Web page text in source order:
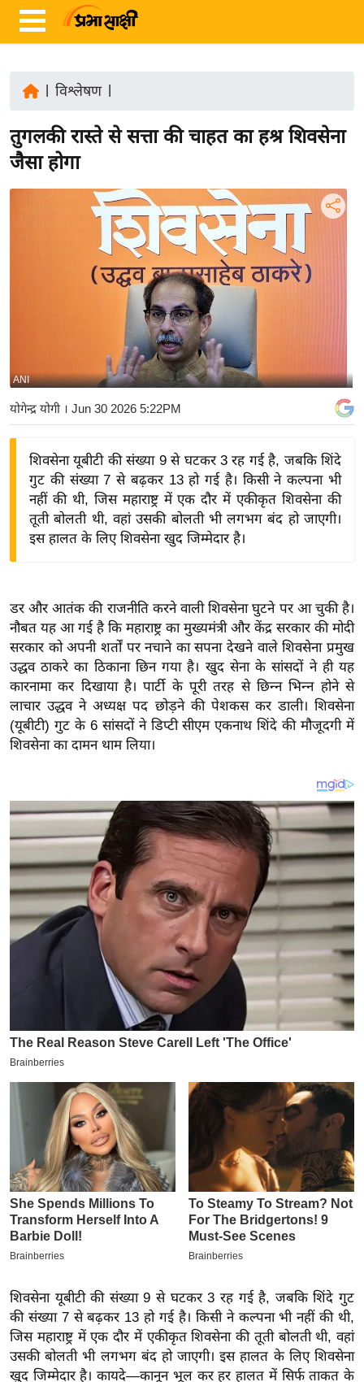
ज़ा
ख
य
बि
ज़
द्यो
त
वि
शे
ष
ज्ञ
रा
य
ट
खे
ल
क्रि
के
ट
I
2
6
-
पे
प
र
सा
ल
बे
मि
विश्लेषण|
तुगलकी रास्ते से सत्ता की चाहत का हश्र शिवसेना
जैसा होगा
ANI
योगेन्द्र योगी । Jun 30 2026 5:22PM
शिवसेना यूबीटी की संख्या 9 से घटकर 3 रह गई है, जबकि शिंदे
गुट की संख्या 7 से बढ़कर 13 हो गई है। किसी ने कल्पना भी
नहीं की थी, जिस महाराष्ट्र में एक दौर में एकीकृत शिवसेना की
तूती बोलती थी, वहां उसकी बोलती भी लगभग बंद हो जाएगी।
इस हालत के लिए शिवसेना खुद जिम्मेदार है।
डर और आतंक की राजनीति करने वाली शिवसेना घुटने पर आ चुकी है।
नौबत यह आ गई है कि महाराष्ट्र का मुख्यमंत्री और केंद्र सरकार की मोदी
सरकार को अपनी शर्तों पर नचाने का सपना देखने वाले शिवसेना प्रमुख
उद्धव ठाकरे का ठिकाना छिन गया है। खुद सेना के सांसदों ने ही यह
कारनामा कर दिखाया है। पार्टी के पूरी तरह से छिन्न भिन्न होने से
लाचार उद्धव ने अध्यक्ष पद छोड़ने की पेशकस कर डाली। शिवसेना
(यूबीटी) गुट के 6 सांसदों ने डिप्टी सीएम एकनाथ शिंदे की मौजूदगी में
शिवसेना का दामन थाम लिया।
शिवसेना यूबीटी की संख्या 9 से घटकर 3 रह गई है, जबकि शिंदे गुट
की संख्या 7 से बढ़कर 13 हो गई है। किसी ने कल्पना भी नहीं की थी,
जिस महाराष्ट्र में एक दौर में एकीकृत शिवसेना की तूती बोलती थी, वहां
उसकी बोलती भी लगभग बंद हो जाएगी। इस हालत के लिए शिवसेना
खुद जिम्मेदार है। कायदे—कानून भूल कर हर हालत में सिर्फ ताकत के